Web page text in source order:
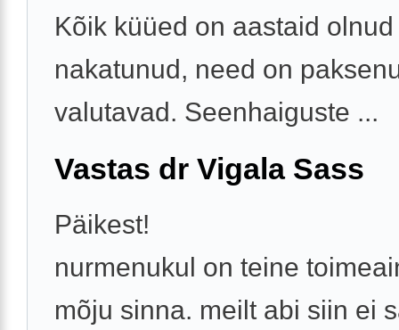
Kõik küüed on aastaid olnud
nakatunud, need on
valutavad. Seenhaiguste ...
Vastas dr Vigala Sass
Päikest!
nurmenukul on teine
mõju sinna. meilt abi siin ei